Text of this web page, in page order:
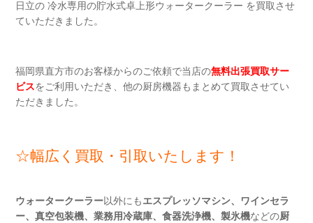
日立の 冷水専用の貯水式卓上形ウォータークーラー を買取させ
ていただきました。
福岡県直方市のお客様からのご依頼で当店の無料出張買取サー
ビスをご利用いただき、他の厨房機器もまとめて買取させてい
ただきました。
☆幅広く買取・引取いたします！
ウォータークーラー以外にもエスプレッソマシン、ワインセラ
ー、真空包装機、業務用冷蔵庫、食器洗浄機、製氷機などの厨